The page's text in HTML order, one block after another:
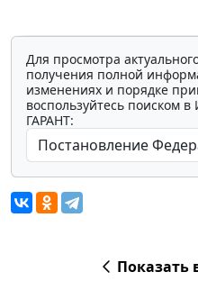
Для просмотра
получения полной
изменениях и порядке
воспользуйтесь поиском
ГАРАНТ:
Показать